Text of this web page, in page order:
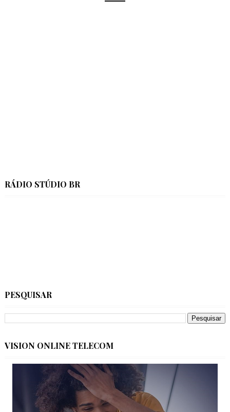
RÁDIO STÚDIO BR
PESQUISAR
VISION ONLINE TELECOM